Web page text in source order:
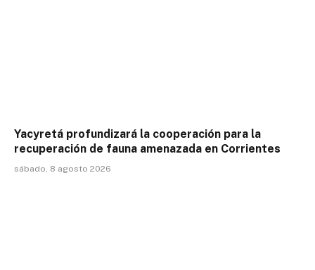
Yacyretá profundizará la cooperación para la
recuperación de fauna amenazada en Corrientes
sábado, 8 agosto 2026